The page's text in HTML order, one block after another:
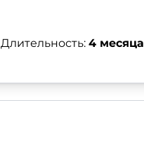
Длительность: 4 месяца